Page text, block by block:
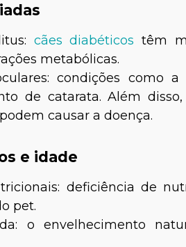
cães diabéticos têm
metabólicas.
condições como a
de catarata. Além
causar a doença.
e idade
deficiência de
pet.
o envelhecimento